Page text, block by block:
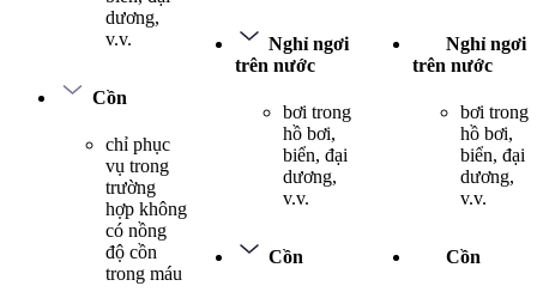
dương,
v.v.
Cồn
chỉ phục
vụ trong
trường
hợp không
có nồng
độ cồn
trong máu
Nghỉ ngơi
trên nước
bơi trong
hồ bơi,
biển, đại
dương,
v.v.
Cồn
Nghỉ ngơi
trên nước
bơi trong
hồ bơi,
biển, đại
dương,
v.v.
Cồn